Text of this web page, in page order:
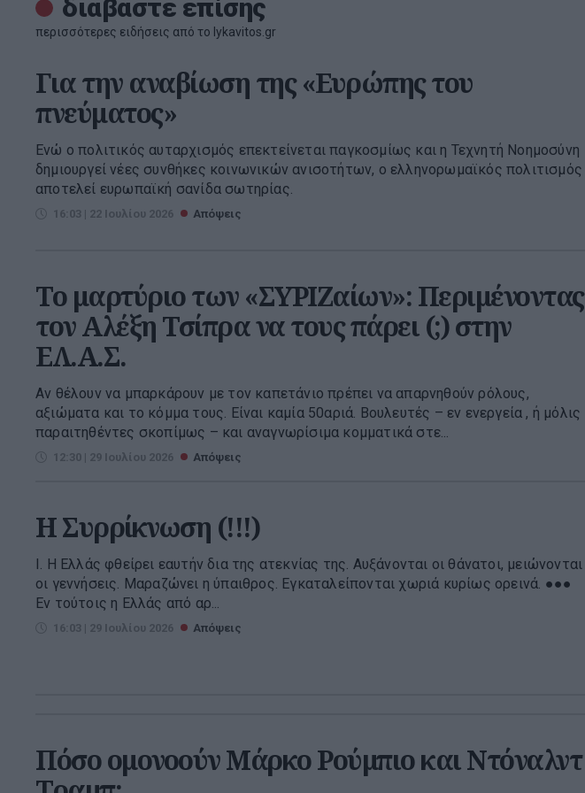
διαβάστε επίσης
περισσότερες ειδήσεις από το lykavitos.gr
Για την αναβίωση της «Ευρώπης του
πνεύματος»
Ενώ ο πολιτικός αυταρχισμός επεκτείνεται παγκοσμίως και η Τεχνητή Νοημοσύνη
δημιουργεί νέες συνθήκες κοινωνικών ανισοτήτων, ο ελληνορωμαϊκός πολιτισμός
αποτελεί ευρωπαϊκή σανίδα σωτηρίας.
16:03 | 22 Ιουλίου 2026 Απόψεις
Το μαρτύριο των «ΣΥΡΙΖαίων»: Περιμένοντας
τον Αλέξη Τσίπρα να τους πάρει (;) στην
ΕΛ.Α.Σ.
Αν θέλουν να μπαρκάρουν με τον καπετάνιο πρέπει να απαρνηθούν ρόλους,
αξιώματα και το κόμμα τους. Είναι καμία 50αριά. Βουλευτές – εν ενεργεία , ή μόλις
παραιτηθέντες σκοπίμως – και αναγνωρίσιμα κομματικά στε...
12:30 | 29 Ιουλίου 2026 Απόψεις
Η Συρρίκνωση (!!!)
Ι. Η Ελλάς φθείρει εαυτήν δια της ατεκνίας της. Αυξάνονται οι θάνατοι, μειώνονται
οι γεννήσεις. Μαραζώνει η ύπαιθρος. Εγκαταλείπονται χωριά κυρίως ορεινά. ●●●
Εν τούτοις η Ελλάς από αρ...
16:03 | 29 Ιουλίου 2026 Απόψεις
Πόσο ομονοούν Μάρκο Ρούμπιο και Ντόναλντ